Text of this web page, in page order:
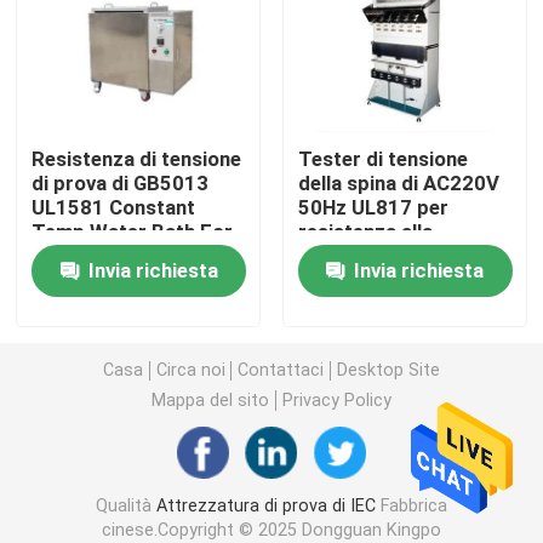
Attrezzatura di prova di infiammabilità
apparecchiatura di collaudo leggera principale
Sonda del dito della prova
camere di prova ambientali
Apparecchiatura di collaudo della batteria di EV
Calibri di prova
Resistenza di tensione
di prova di GB5013
UL1581 Constant
Temp Water Bath For
Invia richiesta
Tester di tensione
della spina di AC220V
50Hz UL817 per
resistenza alla
trazione del cavo
Invia richiesta
Casa Circa noi Contattaci
Desktop Site
Mappa del sito
Privacy Policy
Qualità Attrezzatura di prova di IECFabbrica
cinese.Copyright © 2025 Dongguan Kingpo